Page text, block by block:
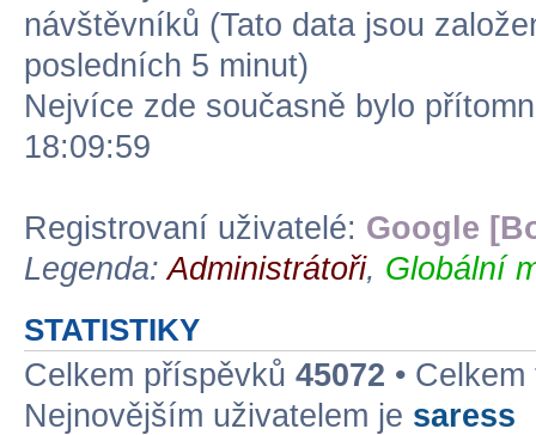
návštěvníků (Tato data jsou
posledních 5 minut)
Nejvíce zde současně bylo
18:09:59
Registrovaní uživatelé: Google
Legenda:Administrátoři, Globální
STATISTIKY
Celkem příspěvků 45072 •
Nejnovějším uživatelem je saress